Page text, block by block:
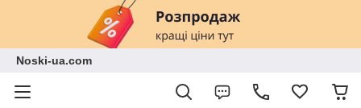
Noski-ua.com